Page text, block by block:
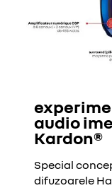
audio
Kardon®
Special
difuzoarele